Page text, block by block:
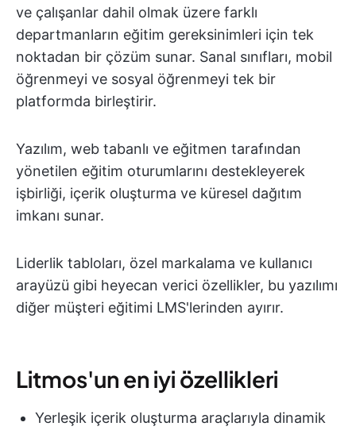
ve çalışanlar dahil olmak üzere farklı
departmanların eğitim gereksinimleri için tek
noktadan bir çözüm sunar. Sanal sınıfları, mobil
öğrenmeyi ve sosyal öğrenmeyi tek bir
platformda birleştirir.
Yazılım, web tabanlı ve eğitmen tarafından
yönetilen eğitim oturumlarını destekleyerek
işbirliği, içerik oluşturma ve küresel dağıtım
imkanı sunar.
Liderlik tabloları, özel markalama ve kullanıcı
arayüzü gibi heyecan verici özellikler, bu yazılımı
diğer müşteri eğitimi LMS'lerinden ayırır.
Litmos'un en iyi özellikleri
Yerleşik içerik oluşturma araçlarıyla dinamik